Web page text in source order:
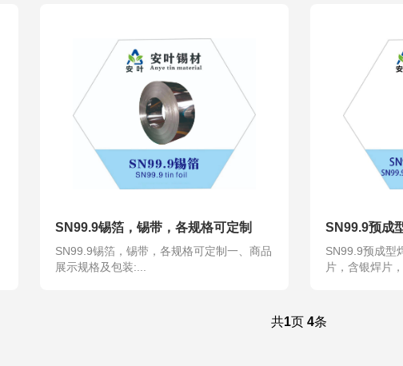
SN99.9锡箔，锡带，各规格可定制
SN99.9锡箔，锡带，各规格可定制一、商品
展示规格及包装:...
SN99.9预成型
片，含银焊片，
共1页 4条